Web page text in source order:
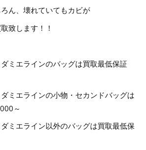
ん、壊れていてもカビが
致します！！
ミエラインのバッグは買取最低保証
ミエラインの小物・セカンドバッグは
～
ミエライン以外のバッグは買取最低保